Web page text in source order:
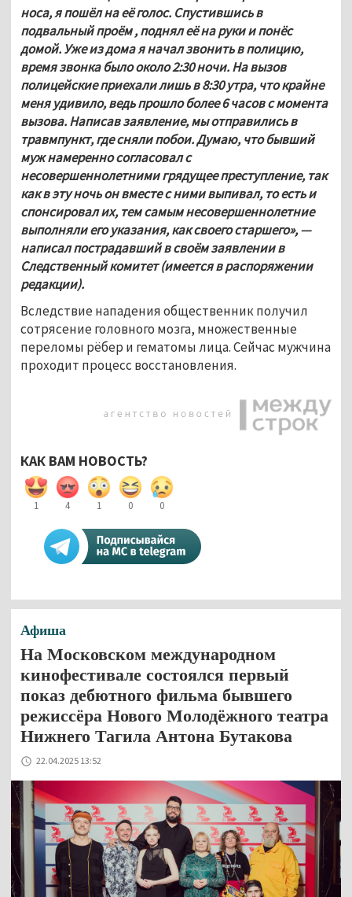
носа, я пошёл на её голос. Спустившись в
подвальный проём , поднял её на руки и понёс
домой. Уже из дома я начал звонить в полицию,
время звонка было около 2:30 ночи. На вызов
полицейские приехали лишь в 8:30 утра, что крайне
меня удивило, ведь прошло более 6 часов с момента
вызова. Написав заявление, мы отправились в
травмпункт, где сняли побои. Думаю, что бывший
муж намеренно согласовал с
несовершеннолетними грядущее преступление, так
как в эту ночь он вместе с ними выпивал, то есть и
спонсировал их, тем самым несовершеннолетние
выполняли его указания, как своего старшего», —
написал пострадавший в своём заявлении в
Следственный комитет (имеется в распоряжении
редакции).
Вследствие нападения общественник получил
сотрясение головного мозга, множественные
переломы рёбер и гематомы лица. Сейчас мужчина
проходит процесс восстановления.
КАК ВАМ НОВОСТЬ?
1 4 1 0 0
Афиша
На Московском международном
кинофестивале состоялся первый
показ дебютного фильма бывшего
режиссёра Нового Молодёжного театра
Нижнего Тагила Антона Бутакова
22.04.2025 13:52